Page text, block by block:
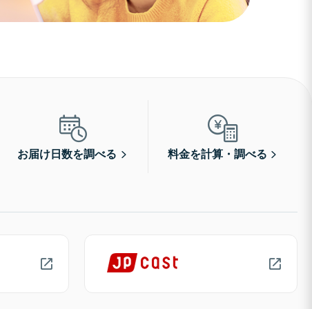
お届け日数を調べる 料金を計算・調べる